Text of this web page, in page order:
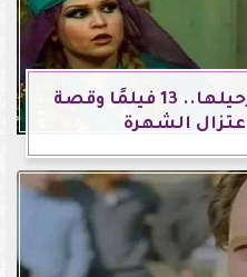
سناء مظهر في ذكرى رحيلها.. 13 فيلمًا وقصة
الشهرة